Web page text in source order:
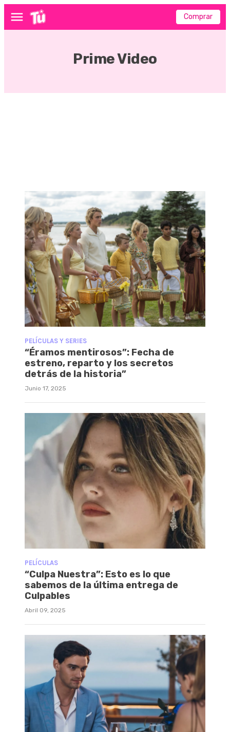
Menú Comprar
Prime Video
PELÍCULAS Y SERIES
“Éramos mentirosos”: Fecha de
estreno, reparto y los secretos
detrás de la historia”
Junio 17, 2025
PELÍCULAS
“Culpa Nuestra”: Esto es lo que
sabemos de la última entrega de
Culpables
Abril 09, 2025